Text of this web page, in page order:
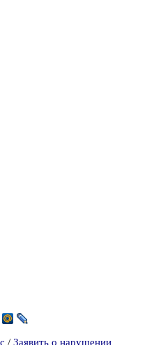
/ Заявить о нарушении